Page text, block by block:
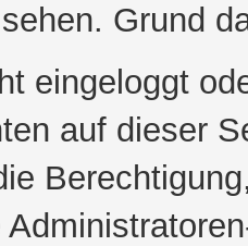
Grund
eingeloggt
auf dieser